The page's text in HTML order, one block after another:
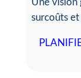
Une vision
surcoûts et